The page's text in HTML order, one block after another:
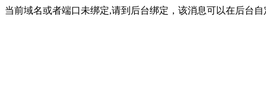
当前域名或者端口未绑定,请到后台绑定，该消息可以在后台自